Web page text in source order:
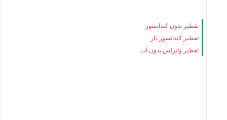
تقطیر بدون کندانسور
تقطیر کندانسور دار
تقطیر واترلس بدون آب